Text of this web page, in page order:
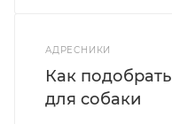
АДРЕСНИКИ
Как
для собаки